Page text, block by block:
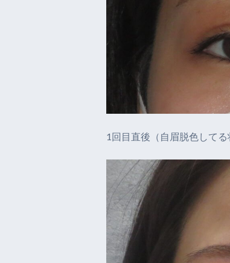
1回目直後（自眉脱色してる